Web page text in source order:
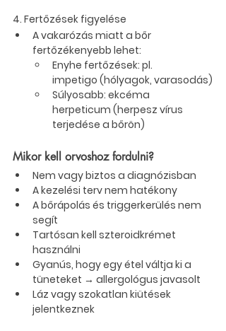
4. Fertőzések figyelése
A vakarózás miatt a bőr
fertőzékenyebb lehet:
Enyhe fertőzések: pl.
impetigo (hólyagok, varasodás)
Súlyosabb: ekcéma
herpeticum (herpesz vírus
terjedése a bőrön)
Mikor kell orvoshoz fordulni?
Nem vagy biztos a diagnózisban
A kezelési terv nem hatékony
A bőrápolás és triggerkerülés nem
segít
Tartósan kell szteroidkrémet
használni
Gyanús, hogy egy étel váltja ki a
tüneteket → allergológus javasolt
Láz vagy szokatlan kiütések
jelentkeznek